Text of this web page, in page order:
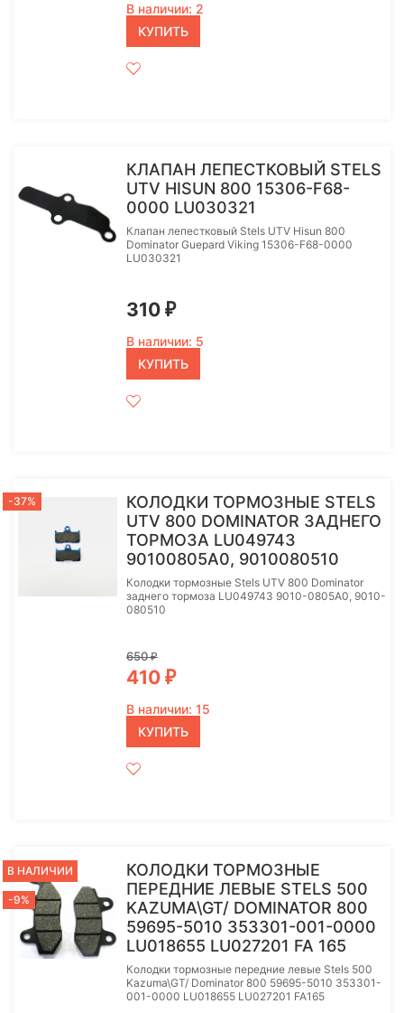
В наличии: 2
КУПИТЬ
КЛАПАН ЛЕПЕСТКОВЫЙ STELS
UTV HISUN 800 15306-F68-
0000 LU030321
Клапан лепестковый Stels UTV Hisun 800
Dominator Guepard Viking 15306-F68-0000
LU030321
310 ₽
В наличии: 5
КУПИТЬ
-37%
КОЛОДКИ ТОРМОЗНЫЕ STELS
UTV 800 DOMINATOR ЗАДНЕГО
ТОРМОЗА LU049743
90100805A0, 9010080510
Колодки тормозные Stels UTV 800 Dominator
заднего тормоза LU049743 9010-0805A0, 9010-
080510
650₽
410 ₽
В наличии: 15
КУПИТЬ
В НАЛИЧИИ
-9%
КОЛОДКИ ТОРМОЗНЫЕ
ПЕРЕДНИЕ ЛЕВЫЕ STELS 500
KAZUMA\GT/ DOMINATOR 800
59695-5010 353301-001-0000
LU018655 LU027201 FA 165
Колодки тормозные передние левые Stels 500
Kazuma\GT/ Dominator 800 59695-5010 353301-
001-0000 LU018655 LU027201 FA165